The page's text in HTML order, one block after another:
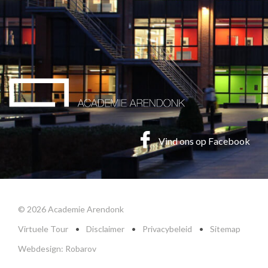
Vind ons op Facebook
© 2026 Academie Arendonk
Virtuele Tour
• Disclaimer • Privacybeleid •
Sitemap
Webdesign: Robarov